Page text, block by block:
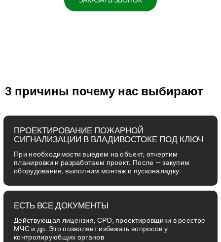
3 причины почему нас выбирают
ПРОЕКТИРОВАНИЕ ПОЖАРНОЙ
СИГНАЛИЗАЦИИ В ВЛАДИВОСТОКЕ ПОД КЛЮЧ
При необходимости выедем на объект, отчертим
планировки и разработаем проект. После — закупим
оборудование, выполним монтаж и пусконаладку.
ЕСТЬ ВСЕ ДОКУМЕНТЫ
Действующая лицензия, СРО, проектировщики в реестре
МЧС и др. Это позволяет избежать вопросов у
контролируюбщих органов